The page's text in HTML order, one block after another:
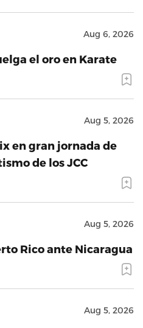
Aug 6, 2026
el oro en Karate
Aug 5, 2026
en gran jornada de
de los JCC
Aug 5, 2026
Rico ante Nicaragua
Aug 5, 2026